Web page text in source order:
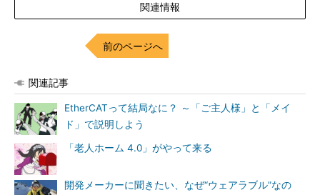
関連情報
前のページへ
関連記事
EtherCATって結局なに？ ～「ご主人様」と「メイ
ド」で説明しよう
「老人ホーム 4.0」がやって来る
開発メーカーに聞きたい、なぜ“ウェアラブル”なの